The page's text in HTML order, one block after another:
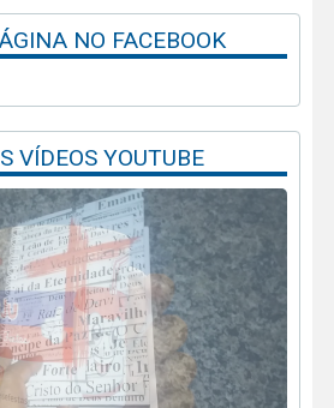
NO FACEBOOK
VÍDEOS YOUTUBE